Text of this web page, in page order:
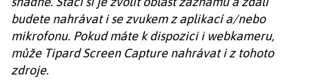
budete nahrávat i se zvukem z aplikací a/nebo
mikrofonu. Pokud máte k dispozici i webkameru,
může Tipard Screen Capture nahrávat i z tohoto
zdroje.